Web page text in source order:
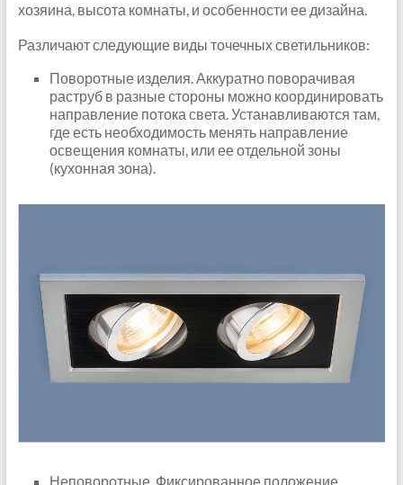
хозяина, высота комнаты, и особенности ее дизайна.
Различают следующие виды точечных светильников:
Поворотные изделия. Аккуратно поворачивая
раструб в разные стороны можно координировать
направление потока света. Устанавливаются там,
где есть необходимость менять направление
освещения комнаты, или ее отдельной зоны
(кухонная зона).
Неповоротные. Фиксированное положение